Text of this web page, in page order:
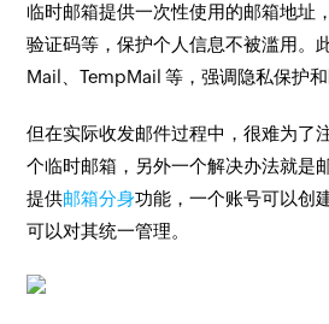
临时邮箱提供一次性使用的邮箱地址
验证码等，保护个人信息不被滥用。
Mail、TempMail 等，强调隐私保护和
但在实际收发邮件过程中，很难为了
个临时邮箱，另外一个解决办法就是
提供邮箱分身功能，一个账号可以创
可以对其统一管理。